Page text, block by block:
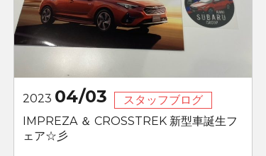
2023 04/03
スタッフブログ
IMPREZA ＆ CROSSTREK 新型⾞誕⽣フ
ェア☆彡